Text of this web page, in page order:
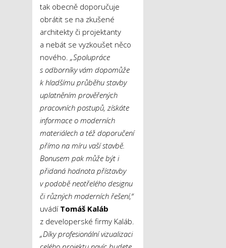
tak obecně doporučuje
obrátit se na zkušené
architekty či projektanty
a nebát se vyzkoušet něco
nového. „Spolupráce
s odborníky vám dopomůže
k hladšímu průběhu stavby
uplatněním prověřených
pracovních postupů, získáte
informace o moderních
materiálech a též doporučení
přímo na míru vaší stavbě.
Bonusem pak může být i
přidaná hodnota přístavby
v podobě neotřelého designu
či různých moderních řešení,“
uvádí Tomáš Kaláb
z developerské firmy Kaláb.
„Díky profesionální vizualizaci